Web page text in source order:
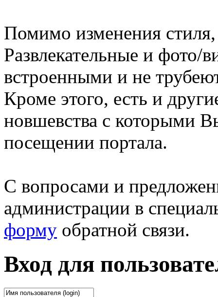
Помимо изменения
Развлекательные и фото/
встроенными и не
Кроме этого, есть и
новшевства с которыми
посещении портала.
С вопросами и
администрации в
форму обратной связи.
Вход для